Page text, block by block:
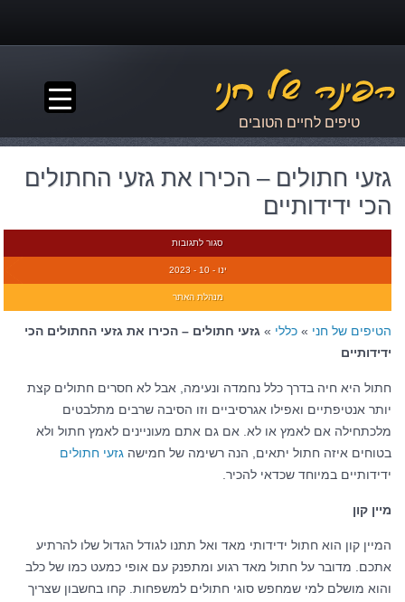
טיפים לחיים הטובים
גזעי חתולים – הכירו את גזעי החתולים
הכי ידידותיים
סגור לתגובות
ינו - 10 - 2023
מנהלת האתר
הטיפים של חני » כללי » גזעי חתולים – הכירו את גזעי החתולים הכי
ידידותיים
חתול היא חיה בדרך כלל נחמדה ונעימה, אבל לא חסרים חתולים קצת
יותר אנטיפתיים ואפילו אגרסיביים וזו הסיבה שרבים מתלבטים
מלכתחילה אם לאמץ או לא. אם גם אתם מעוניינים לאמץ חתול ולא
בטוחים איזה חתול יתאים, הנה רשימה של חמישה גזעי חתולים
ידידותיים במיוחד שכדאי להכיר.
מיין קון
המיין קון הוא חתול ידידותי מאד ואל תתנו לגודל הגדול שלו להרתיע
אתכם. מדובר על חתול מאד רגוע ומתפנק עם אופי כמעט כמו של כלב
והוא מושלם למי שמחפש סוגי חתולים למשפחות. קחו בחשבון שצריך